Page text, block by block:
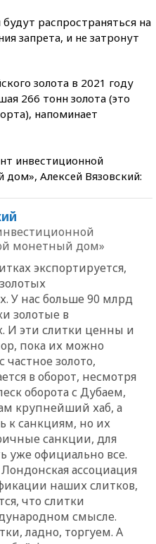
распространяться на
запрета, и не затронут
золота в 2021 году
266 тонн золота (это
напоминает
инвестиционной
Алексей Вязовский:
монетный дом»
экспортируется,
У нас больше 90 млрд
золотые в
И эти слитки ценны и
пока их можно
частное золото,
в оборот, несмотря
оборота с Дубаем,
крупнейший хаб, а
к санкциям, но их
санкции, для
уже официально все.
ассоциация
наших слитков,
что слитки
смысле.
ладно, торгуем. А